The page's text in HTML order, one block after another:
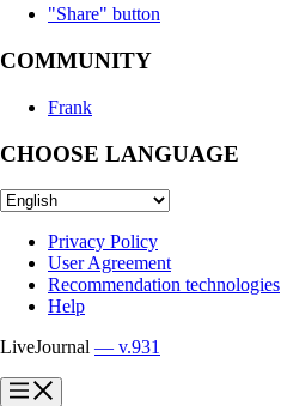
"Share" button
COMMUNITY
Frank
CHOOSE LANGUAGE
Privacy Policy
User Agreement
Recommendation technologies
Help
LiveJournal — v.931
?
?